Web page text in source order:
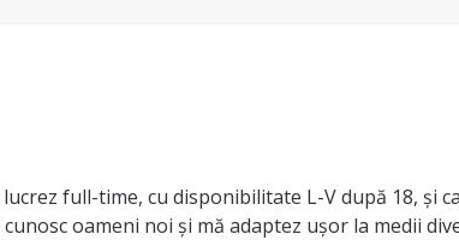
full-time, cu disponibilitate L-V după 18, și
oameni noi și mă adaptez ușor la medii